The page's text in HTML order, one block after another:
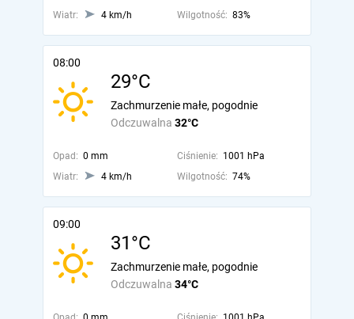
Wiatr: 4 km/h Wilgotność: 83%
08:00
29°C
Odczuwalna 32°C
Zachmurzenie małe, pogodnie
Opad: 0 mm Ciśnienie: 1001 hPa
Wiatr:
4 km/h Wilgotność: 74%
09:00
31°C
Odczuwalna 34°C
Zachmurzenie małe, pogodnie